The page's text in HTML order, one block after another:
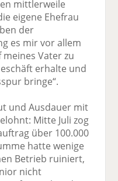
mittlerweile
eigene Ehefrau
der
es mir vor allem
Vater zu
erhalte und
bringe“.
und Ausdauer mit
Mitte Juli zog
über 100.000
hatte wenige
Betrieb ruiniert,
nicht